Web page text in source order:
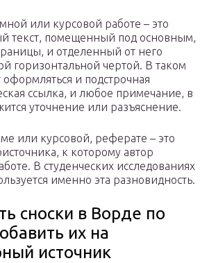
или курсовой работе – это
текст, помещенный под основным,
и отделенный от него
горизонтальной чертой. В таком
и подстрочная
ссылка, и любое примечание, в
уточнение или разъяснение.
или курсовой, реферате – это
к которому автор
В студенческих исследованиях
именно эта разновидность.
сноски в Ворде по
их на
источник